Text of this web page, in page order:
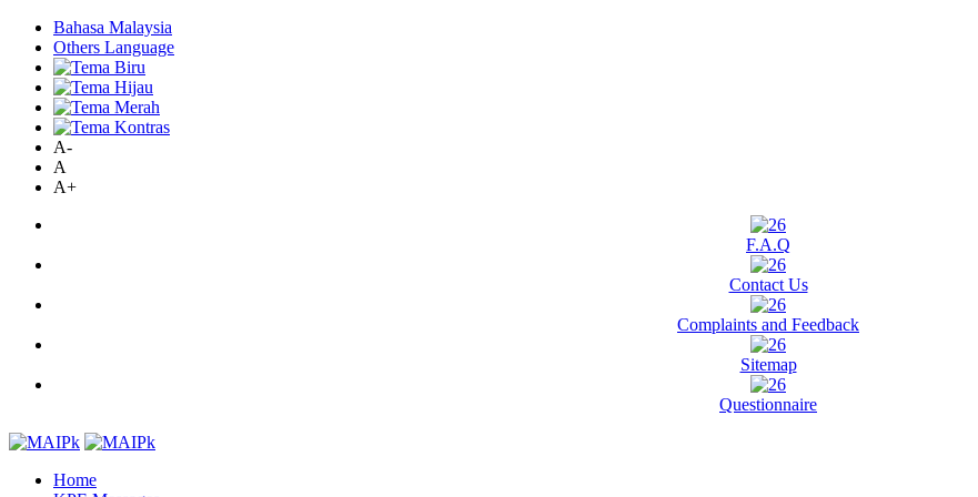
Bahasa Malaysia
Others Language
A-
A
A+
F.A.Q
Contact Us
Complaints and Feedback
Sitemap
Questionnaire
Home